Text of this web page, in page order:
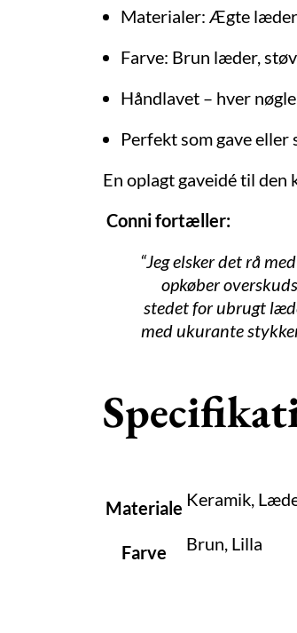
Materialer: Ægte
Farve: Brun læder,
Håndlavet – hver
Perfekt som gave
En oplagt gaveidé til
Conni fortæller:
“Jeg elsker det rå
opkøber
stedet for ubrugt
med ukurante
Materiale Keramik,
Farve Brun, Lilla